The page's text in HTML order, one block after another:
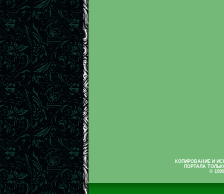
КОПИРОВАНИЕ И
ПОРТАЛА
©